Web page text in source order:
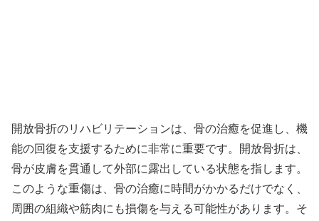
開放骨折のリハビリテーションは、骨の治癒を促進し、機
能の回復を支援するために非常に重要です。開放骨折は、
骨が皮膚を貫通して外部に露出している状態を指します。
このような重傷は、骨の治癒に時間がかかるだけでなく、
周囲の組織や筋肉にも損傷を与える可能性があります。そ